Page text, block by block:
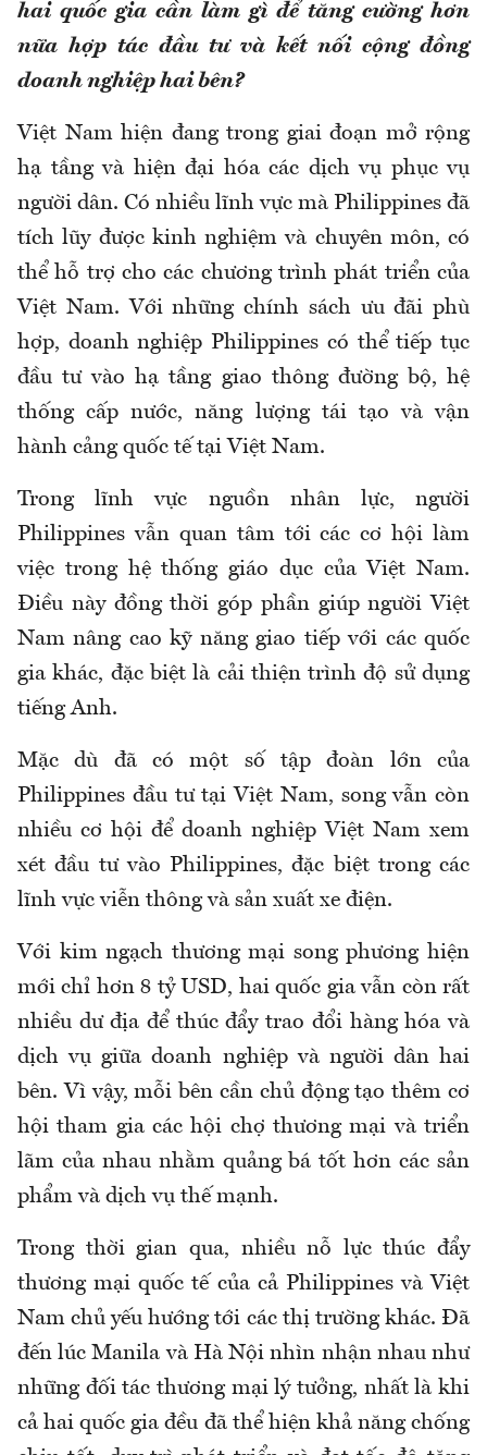
hai quốc gia cần làm gì để tăng cường hơn
nữa hợp tác đầu tư và kết nối cộng đồng
doanh nghiệp hai bên?
Việt Nam hiện đang trong giai đoạn mở rộng
hạ tầng và hiện đại hóa các dịch vụ phục vụ
người dân. Có nhiều lĩnh vực mà Philippines đã
tích lũy được kinh nghiệm và chuyên môn, có
thể hỗ trợ cho các chương trình phát triển của
Việt Nam. Với những chính sách ưu đãi phù
hợp, doanh nghiệp Philippines có thể tiếp tục
đầu tư vào hạ tầng giao thông đường bộ, hệ
thống cấp nước, năng lượng tái tạo và vận
hành cảng quốc tế tại Việt Nam.
Trong lĩnh vực nguồn nhân lực, người
Philippines vẫn quan tâm tới các cơ hội làm
việc trong hệ thống giáo dục của Việt Nam.
Điều này đồng thời góp phần giúp người Việt
Nam nâng cao kỹ năng giao tiếp với các quốc
gia khác, đặc biệt là cải thiện trình độ sử dụng
tiếng Anh.
Mặc dù đã có một số tập đoàn lớn của
Philippines đầu tư tại Việt Nam, song vẫn còn
nhiều cơ hội để doanh nghiệp Việt Nam xem
xét đầu tư vào Philippines, đặc biệt trong các
lĩnh vực viễn thông và sản xuất xe điện.
Với kim ngạch thương mại song phương hiện
mới chỉ hơn 8 tỷ USD, hai quốc gia vẫn còn rất
nhiều dư địa để thúc đẩy trao đổi hàng hóa và
dịch vụ giữa doanh nghiệp và người dân hai
bên. Vì vậy, mỗi bên cần chủ động tạo thêm cơ
hội tham gia các hội chợ thương mại và triển
lãm của nhau nhằm quảng bá tốt hơn các sản
phẩm và dịch vụ thế mạnh.
Trong thời gian qua, nhiều nỗ lực thúc đẩy
thương mại quốc tế của cả Philippines và Việt
Nam chủ yếu hướng tới các thị trường khác. Đã
đến lúc Manila và Hà Nội nhìn nhận nhau như
những đối tác thương mại lý tưởng, nhất là khi
cả hai quốc gia đều đã thể hiện khả năng chống